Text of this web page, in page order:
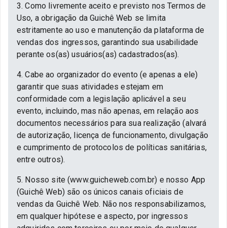
3. Como livremente aceito e previsto nos Termos de
Uso, a obrigação da Guichê Web se limita
estritamente ao uso e manutenção da plataforma de
vendas dos ingressos, garantindo sua usabilidade
perante os(as) usuários(as) cadastrados(as).
4. Cabe ao organizador do evento (e apenas a ele)
garantir que suas atividades estejam em
conformidade com a legislação aplicável a seu
evento, incluindo, mas não apenas, em relação aos
documentos necessários para sua realização (alvará
de autorização, licença de funcionamento, divulgação
e cumprimento de protocolos de políticas sanitárias,
entre outros).
5. Nosso site (www.guicheweb.com.br) e nosso App
(Guichê Web) são os únicos canais oficiais de
vendas da Guichê Web. Não nos responsabilizamos,
em qualquer hipótese e aspecto, por ingressos